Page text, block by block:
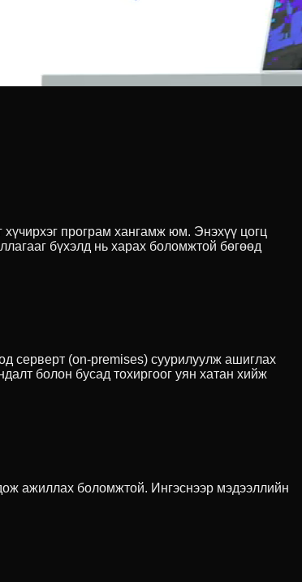
програм хангамж юм. Энэхүү цогц
бүхэлд нь харах боломжтой бөгөөд
серверт (on-premises) суурилуулж ашиглах
болон бусад тохиргоог уян хатан хийж
ажиллах боломжтой. Ингэснээр мэдээллийн